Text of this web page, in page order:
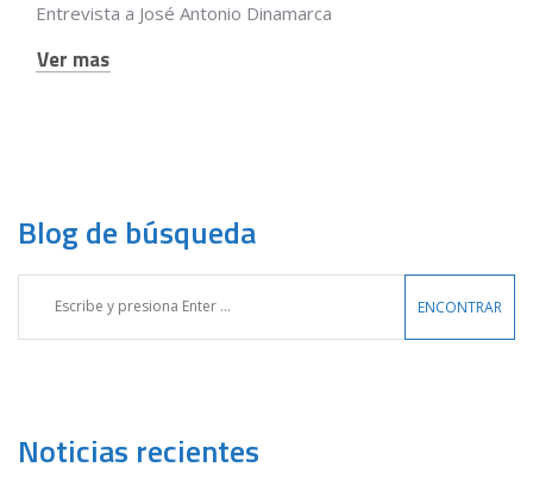
Blog de búsqueda
Noticias recientes
Entrevista a José Antonio Dinamarca
Ver mas